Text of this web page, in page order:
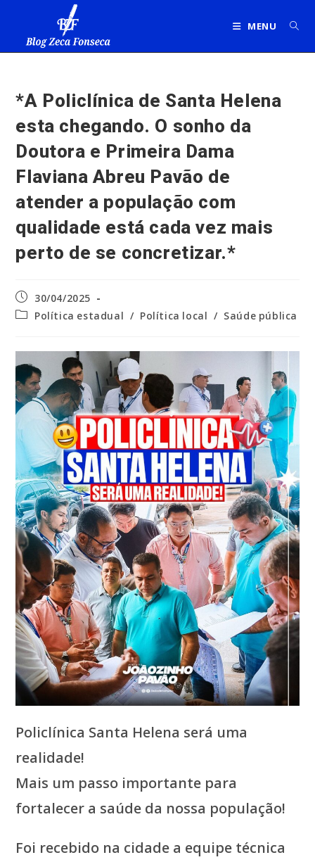
MENU
*A Policlínica de Santa Helena
esta chegando. O sonho da
Doutora e Primeira Dama
Flaviana Abreu Pavão de
atender a população com
qualidade está cada vez mais
perto de se concretizar.*
Post
publicado:
30/04/2025
Categoria
Política estadual / Política local / Saúde pública
Policlínica Santa Helena será uma
realidade!
Mais um passo importante para
fortalecer a saúde da nossa população!
Foi recebido na cidade a equipe técnica